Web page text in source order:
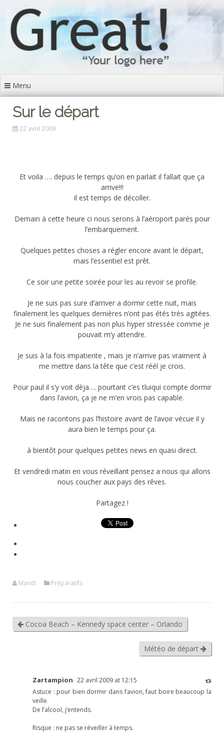
contenu
principal
Menu
Sur le départ
22 avril 2009
Et voila …. depuis le temps qu’on en parlait il fallait que ça
arrive!!!
il est temps de décoller.
Demain à cette heure ci nous serons à l’aéroport parés pour
l’embarquement.
Quelques petites choses a régler encore avant le départ,
mais l’essentiel est prêt.
Ce soir une petite soirée pour les au revoir se profile.
Je ne suis pas sure d’arriver a dormir cette nuit, mais
finalement les quelques dernières n’ont pas étés très agitées.
Je ne suis finalement pas non plus hyper stressée comme je
pouvait m’y attendre.
Je suis à la fois impatiente , mais je n’arrive pas vraiment à
me mettre dans la tête que c’est réél je crois.
Pour paul il s’y voit dèja…. pourtant c’es tluiqui compte dormir
dans l’avion, ça je ne m’en vrois pas capable.
Mais ne racontons pas l’histoire avant de l’avoir vécue il y
aura bien le temps pour ça.
à bientôt pour quelques petites news en quasi direct.
Et vendredi matin en vous réveillant pensez a nous qui allons
nous coucher aux pays des rêves.
Partagez !
Mandi Préparatifs
Cocoa Beach – Kennedy space center – Orlando
Météo de départ
Zartampion 22 avril 2009 at 12:15
Astuce : pour bien dormir dans l’avion, faut boire beaucoup la
veille.
De l’alcool, j’entends.
Risque : ne pas se réveiller à temps.